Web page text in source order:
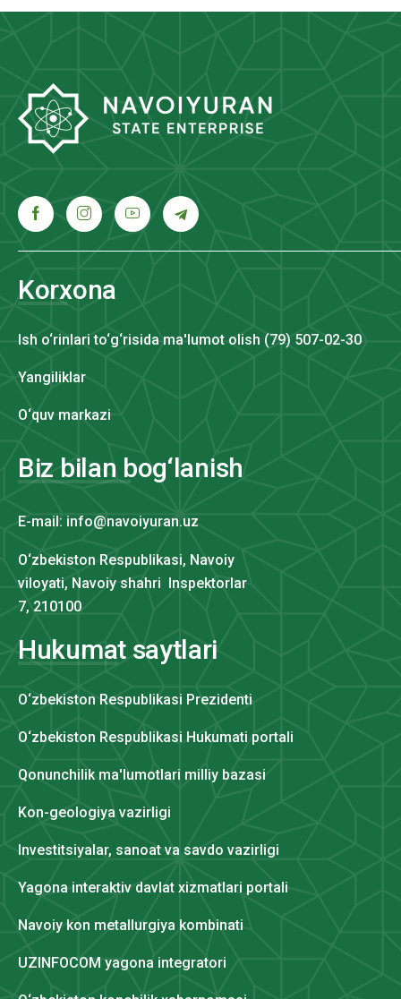
Korxona
Ish o‘rinlari to‘g‘risida ma'lumot olish (79) 507-02-30
Yangiliklar
O‘quv markazi
Biz bilan bog‘lanish
E-mail: info@navoiyuran.uz
O‘zbekiston Respublikasi, Navoiy
viloyati, Navoiy shahri Inspektorlar
7, 210100
Hukumat saytlari
O‘zbekiston Respublikasi Prezidenti
O‘zbekiston Respublikasi Hukumati portali
Qonunchilik ma'lumotlari milliy bazasi
Kon-geologiya vazirligi
Investitsiyalar, sanoat va savdo vazirligi
Yagona interaktiv davlat xizmatlari portali
Navoiy kon metallurgiya kombinati
UZINFOCOM yagona integratori